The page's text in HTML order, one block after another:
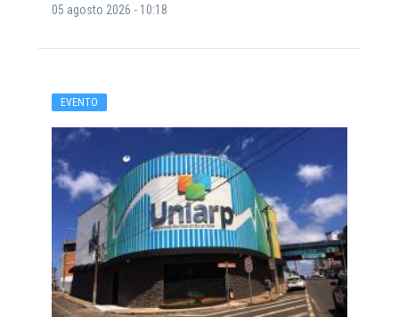
05 agosto 2026 - 10:18
EVENTO